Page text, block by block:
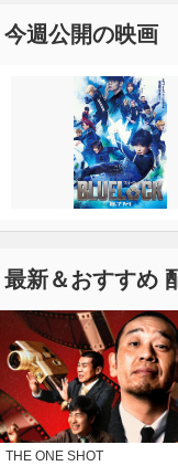
今週公開の映画
最新＆おすすめ
THE ONE SHOT